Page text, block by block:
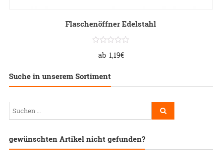
Flaschenöffner Edelstahl
ab 1,19€
Suche in unserem Sortiment
gewünschten Artikel nicht gefunden?